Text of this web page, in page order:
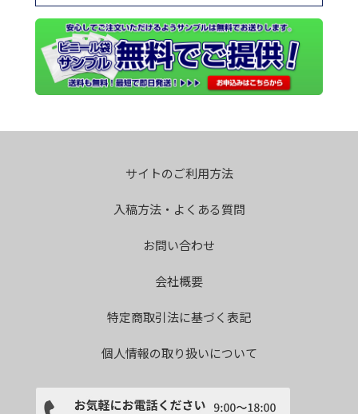
サイトのご利用方法
入稿方法・よくある質問
お問い合わせ
会社概要
特定商取引法に基づく表記
個人情報の取り扱いについて